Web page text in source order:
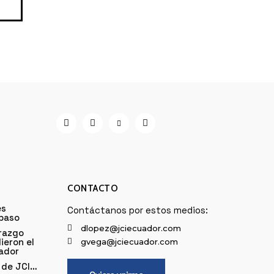
el
JCI…
CONTACTO
Contáctanos por estos medios:
dlopez@jciecuador.com
gvega@jciecuador.com